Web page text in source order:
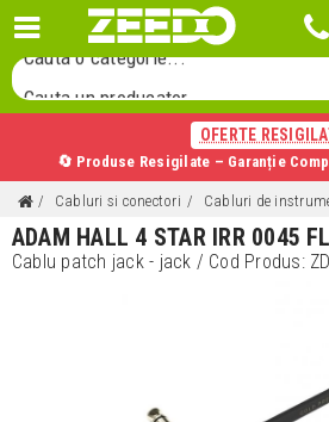
Cauta o categorie...
Cauta un produs...
OFERTE
🔄 Produse Resigilate – Garanție
Cabluri si conectori Cabluri de
ADAM HALL 4 STAR IRR 0045
Cablu patch jack - jack / Cod Produs: